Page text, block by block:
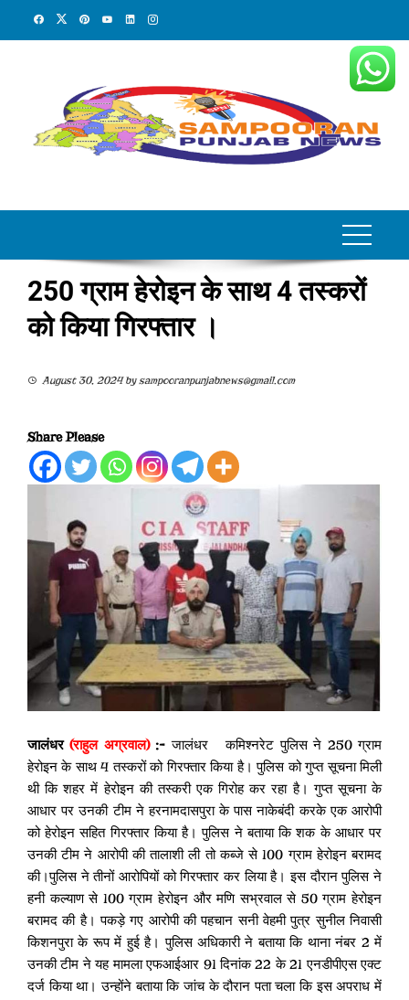
250 ग्राम हेरोइन के साथ 4 तस्करों
को किया गिरफ्तार ।
August 30, 2024bysampooranpunjabnews@gmail.com
Share Please
जालंधर(राहुल अग्रवाल):- जालंधर कमिश्नरेट पुलिस ने 250 ग्राम
हेरोइन के साथ 4 तस्करों को गिरफ्तार किया है। पुलिस को गुप्त सूचना मिली
थी कि शहर में हेरोइन की तस्करी एक गिरोह कर रहा है। गुप्त सूचना के
आधार पर उनकी टीम ने हरनामदासपुरा के पास नाकेबंदी करके एक आरोपी
को हेरोइन सहित गिरफ्तार किया है। पुलिस ने बताया कि शक के आधार पर
उनकी टीम ने आरोपी की तालाशी ली तो कब्जे से 100 ग्राम हेरोइन बरामद
की।पुलिस ने तीनों आरोपियों को गिरफ्तार कर लिया है। इस दौरान पुलिस ने
हनी कल्याण से 100 ग्राम हेरोइन और मणि सभ्रवाल से 50 ग्राम हेरोइन
बरामद की है। पकड़े गए आरोपी की पहचान सनी वेहमी पुत्र सुनील निवासी
किशनपुरा के रूप में हुई है। पुलिस अधिकारी ने बताया कि थाना नंबर 2 में
उनकी टीम ने यह मामला एफआईआर 91 दिनांक 22 के 21 एनडीपीएस एक्ट
दर्ज किया था। उन्होंने बताया कि जांच के दौरान पता चला कि इस अपराध में